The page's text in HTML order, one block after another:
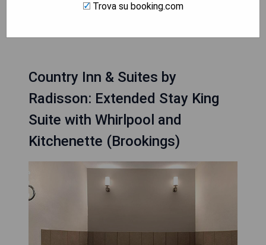
Country Inn & Suites by
Radisson: Extended Stay King
Suite with Whirlpool and
Kitchenette (Brookings)
Trova su booking.com